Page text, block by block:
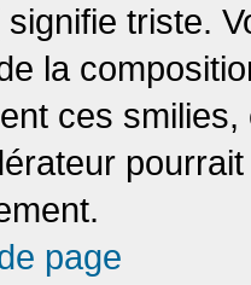
triste.
la
ces
page